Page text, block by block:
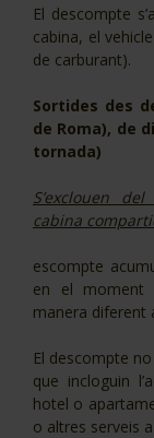
El descompte
cabina, el
de carburant).
Sortides des
de Roma), de
tornada)
S’exclouen
cabina
escompte
en el moment
manera diferent
El descompte
que incloguin
hotel o
o altres serveis